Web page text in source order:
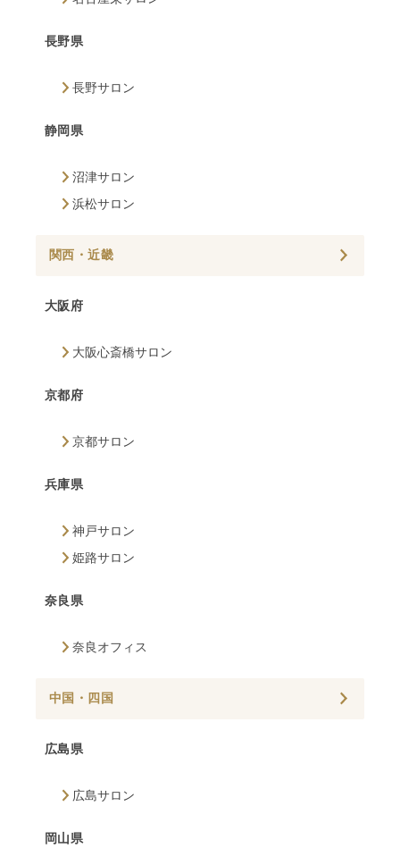
長野県
長野サロン
静岡県
沼津サロン
浜松サロン
関西・近畿
大阪府
大阪心斎橋サロン
京都府
京都サロン
兵庫県
神戸サロン
姫路サロン
奈良県
奈良オフィス
中国・四国
広島県
広島サロン
岡山県